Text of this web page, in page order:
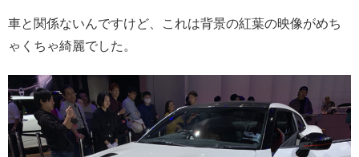
車と関係ないんですけど、これは背景の紅葉の映像がめち
ゃくちゃ綺麗でした。